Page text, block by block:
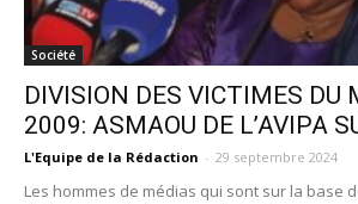
Société
DIVISION DES VICTIMES DU
2009: ASMAOU DE L’AVIPA
L'Equipe de la Rédaction - 29 septembre 2024
Les hommes de médias qui sont sur la base